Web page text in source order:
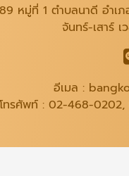
หมู่ที่ 1 ตำบลนาดี อำเ
จันทร์-เสาร์
อีเมล :
โทรศัพท์ : 02-468-0202,